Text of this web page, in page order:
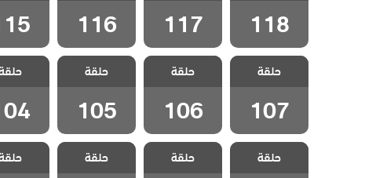
118
117
116
مسلسل شارع
السلام الحلقة
107
حلقة
107
مسلسل شارع
السلام الحلقة
106
حلقة
106
مسلسل شارع
السلام الحلقة
105
حلقة
105
مسلسل
السلام
104
مسلسل شارع
السلام الحلقة
حلقة
مسلسل شارع
السلام الحلقة
حلقة
مسلسل شارع
السلام الحلقة
حلقة
مسلسل
السلام